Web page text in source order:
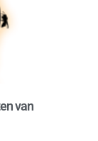
van